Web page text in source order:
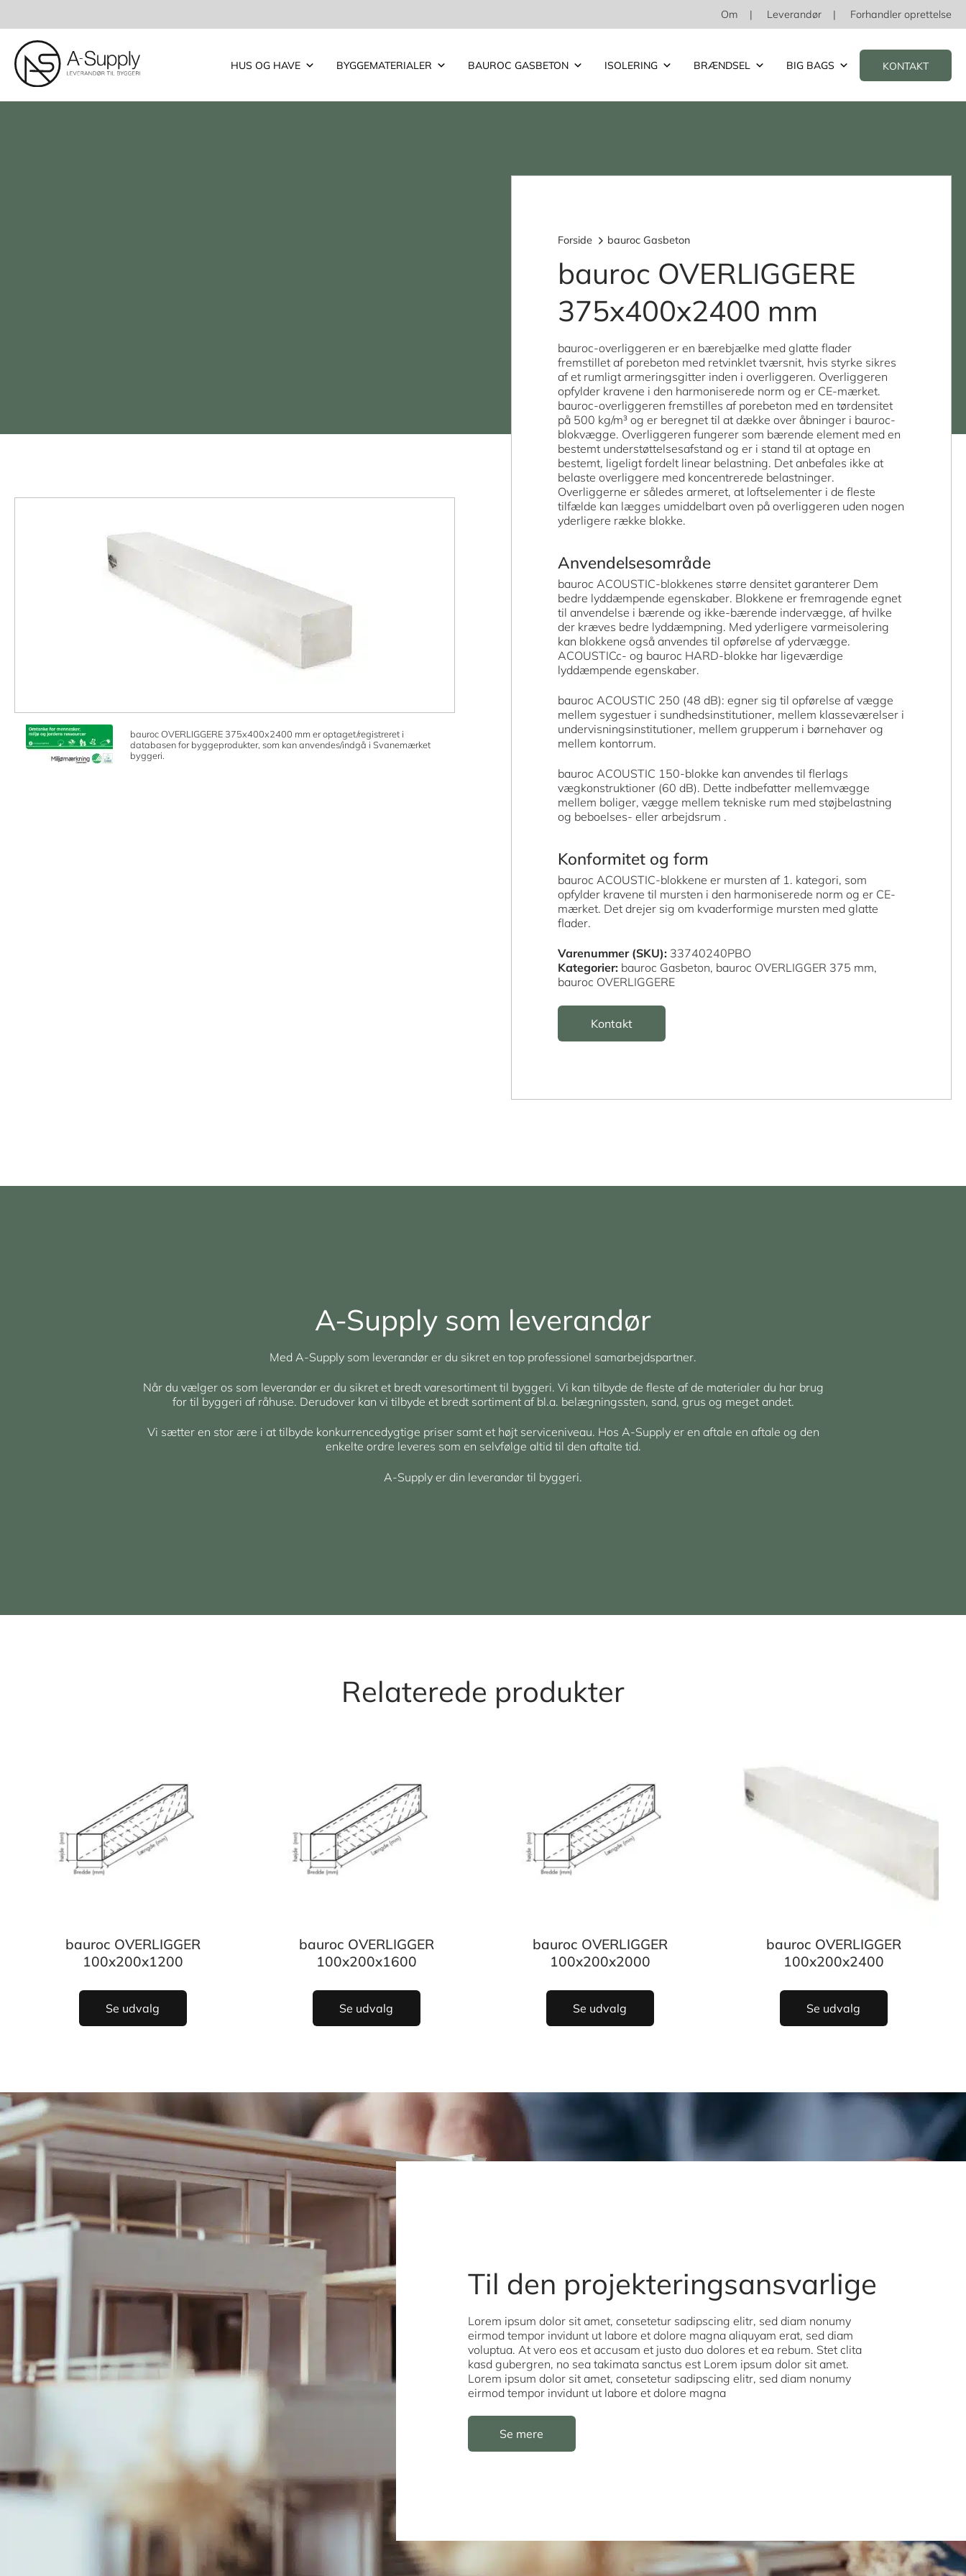
Om Leverandør Forhandler oprettelse
HUS OG HAVE BYGGEMATERIALER BAUROC GASBETON ISOLERING BRÆNDSEL BIG BAGS KONTAKT
bauroc OVERLIGGERE 375x400x2400 mm er optaget/registreret i
databasen for byggeprodukter, som kan anvendes/indgå i Svanemærket
byggeri.
Forside bauroc Gasbeton
bauroc OVERLIGGERE
375x400x2400 mm
bauroc-overliggeren er en bærebjælke med glatte flader
fremstillet af porebeton med retvinklet tværsnit, hvis styrke sikres
af et rumligt armeringsgitter inden i overliggeren. Overliggeren
opfylder kravene i den harmoniserede norm og er CE-mærket.
bauroc-overliggeren fremstilles af porebeton med en tørdensitet
på 500 kg/m³ og er beregnet til at dække over åbninger i bauroc-
blokvægge. Overliggeren fungerer som bærende element med en
bestemt understøttelsesafstand og er i stand til at optage en
bestemt, ligeligt fordelt linear belastning. Det anbefales ikke at
belaste overliggere med koncentrerede belastninger.
Overliggerne er således armeret, at loftselementer i de fleste
tilfælde kan lægges umiddelbart oven på overliggeren uden nogen
yderligere række blokke.
Anvendelsesområde
bauroc ACOUSTIC-blokkenes større densitet garanterer Dem
bedre lyddæmpende egenskaber. Blokkene er fremragende egnet
til anvendelse i bærende og ikke-bærende indervægge, af hvilke
der kræves bedre lyddæmpning. Med yderligere varmeisolering
kan blokkene også anvendes til opførelse af ydervægge.
ACOUSTICc- og bauroc HARD-blokke har ligeværdige
lyddæmpende egenskaber.
bauroc ACOUSTIC 250 (48 dB): egner sig til opførelse af vægge
mellem sygestuer i sundhedsinstitutioner, mellem klasseværelser i
undervisningsinstitutioner, mellem grupperum i børnehaver og
mellem kontorrum.
bauroc ACOUSTIC 150-blokke kan anvendes til flerlags
vægkonstruktioner (60 dB). Dette indbefatter mellemvægge
mellem boliger, vægge mellem tekniske rum med støjbelastning
og beboelses- eller arbejdsrum .
Konformitet og form
bauroc ACOUSTIC-blokkene er mursten af 1. kategori, som
opfylder kravene til mursten i den harmoniserede norm og er CE-
mærket. Det drejer sig om kvaderformige mursten med glatte
flader.
Varenummer (SKU): 33740240PBO
Kategorier: bauroc Gasbeton, bauroc OVERLIGGER 375 mm,
bauroc OVERLIGGERE
Kontakt
A-Supply som leverandør
Med A-Supply som leverandør er du sikret en top professionel samarbejdspartner.
Når du vælger os som leverandør er du sikret et bredt varesortiment til byggeri. Vi kan tilbyde de fleste af de materialer du har brug
for til byggeri af råhuse. Derudover kan vi tilbyde et bredt sortiment af bl.a. belægningssten, sand, grus og meget andet.
Vi sætter en stor ære i at tilbyde konkurrencedygtige priser samt et højt serviceniveau. Hos A-Supply er en aftale en aftale og den
enkelte ordre leveres som en selvfølge altid til den aftalte tid.
A-Supply er din leverandør til byggeri.
Relaterede produkter
bauroc OVERLIGGER
100x200x1200
Se udvalg
bauroc OVERLIGGER
100x200x1600
Se udvalg
bauroc OVERLIGGER
100x200x2000
Se udvalg
bauroc OVERLIGGER
100x200x2400
Se udvalg
Til den projekteringsansvarlige
Lorem ipsum dolor sit amet, consetetur sadipscing elitr, sed diam nonumy
eirmod tempor invidunt ut labore et dolore magna aliquyam erat, sed diam
voluptua. At vero eos et accusam et justo duo dolores et ea rebum. Stet clita
kasd gubergren, no sea takimata sanctus est Lorem ipsum dolor sit amet.
Lorem ipsum dolor sit amet, consetetur sadipscing elitr, sed diam nonumy
eirmod tempor invidunt ut labore et dolore magna
Se mere